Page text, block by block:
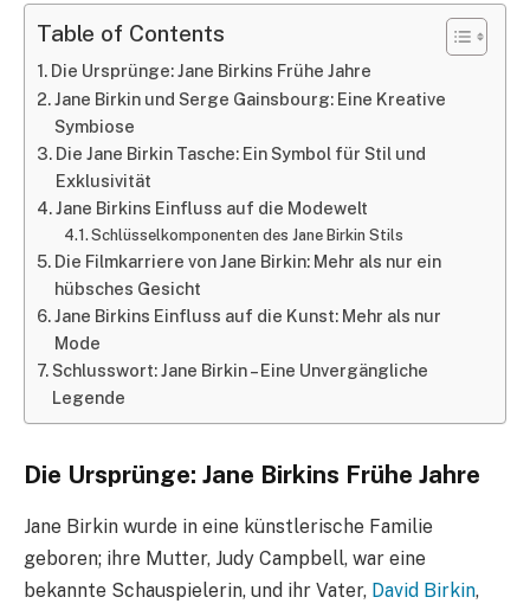
Table of Contents
Die Ursprünge: Jane Birkins Frühe Jahre
Jane Birkin und Serge Gainsbourg: Eine Kreative
Symbiose
Die Jane Birkin Tasche: Ein Symbol für Stil und
Exklusivität
Jane Birkins Einfluss auf die Modewelt
Schlüsselkomponenten des Jane Birkin Stils
Die Filmkarriere von Jane Birkin: Mehr als nur ein
hübsches Gesicht
Jane Birkins Einfluss auf die Kunst: Mehr als nur
Mode
Schlusswort: Jane Birkin – Eine Unvergängliche
Legende
Die Ursprünge: Jane Birkins Frühe Jahre
Jane Birkin wurde in eine künstlerische Familie
geboren; ihre Mutter, Judy Campbell, war eine
bekannte Schauspielerin, und ihr Vater, David Birkin,